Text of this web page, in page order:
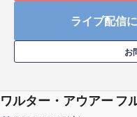
ライブ配信
お
ワルター・アウアー フ